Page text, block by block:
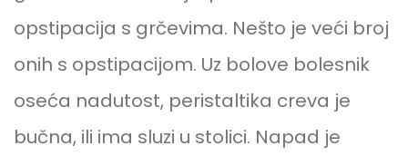
opstipacija s grčevima. Nešto je veći broj
onih s opstipacijom. Uz bolove bolesnik
oseća nadutost, peristaltika creva je
bučna, ili ima sluzi u stolici. Napad je